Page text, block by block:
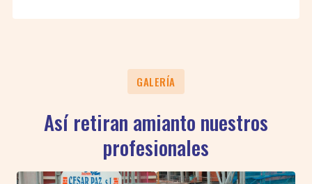
GALERÍA
Así retiran amianto nuestros
profesionales